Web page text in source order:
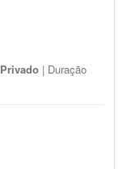
Privado | Duração